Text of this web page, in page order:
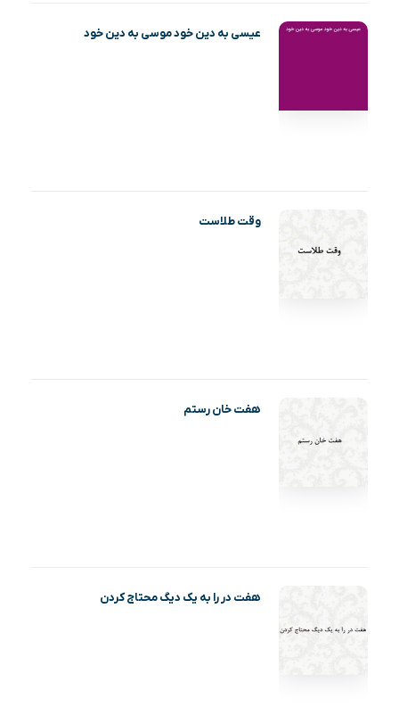
عیسی به دین خود موسی به دین خود
وقت طلاست
هفت خان رستم
هفت در را به یک دیگ محتاج کردن